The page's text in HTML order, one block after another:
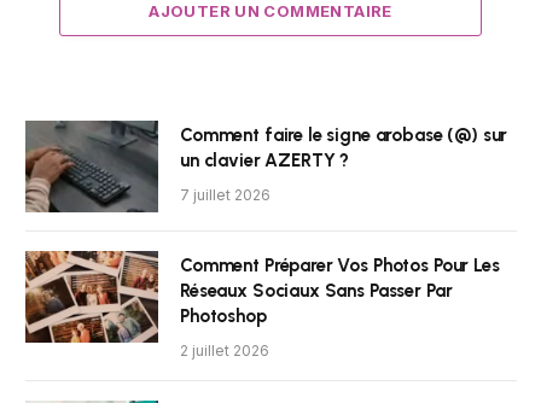
AJOUTER UN COMMENTAIRE
Comment faire le signe arobase (@) sur
un clavier AZERTY ?
7 juillet 2026
Comment Préparer Vos Photos Pour Les
Réseaux Sociaux Sans Passer Par
Photoshop
2 juillet 2026